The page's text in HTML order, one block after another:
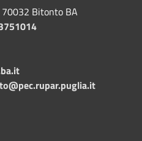
Bitonto BA